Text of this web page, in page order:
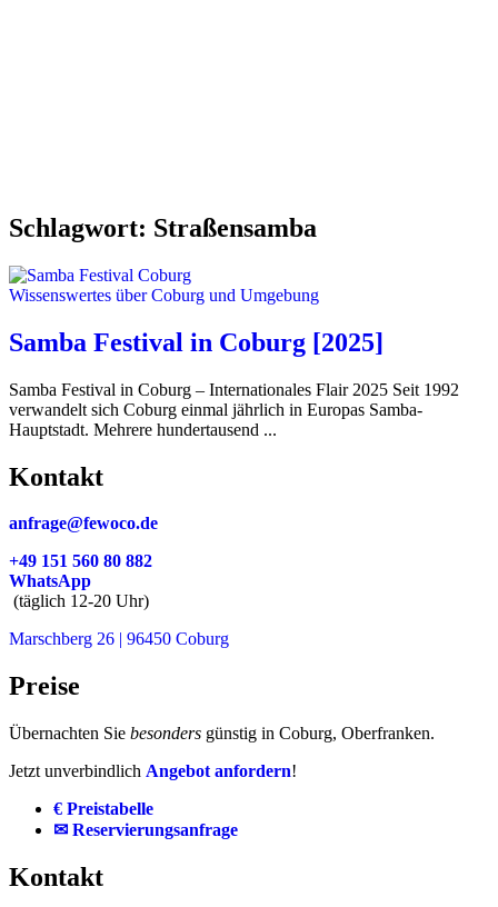
Schlagwort: Straßensamba
Wissenswertes über Coburg und Umgebung
Samba Festival in Coburg [2025]
Samba Festival in Coburg – Internationales Flair 2025 Seit 1992
verwandelt sich Coburg einmal jährlich in Europas Samba-
Hauptstadt. Mehrere hundertausend ...
Kontakt
anfrage@fewoco.de
+49 151 560 80 882
WhatsApp
(täglich 12-20 Uhr)
Marschberg 26 | 96450 Coburg
Preise
Übernachten Sie besonders günstig in Coburg, Oberfranken.
Jetzt unverbindlich Angebot anfordern!
€ Preistabelle
✉ Reservierungsanfrage
Kontakt